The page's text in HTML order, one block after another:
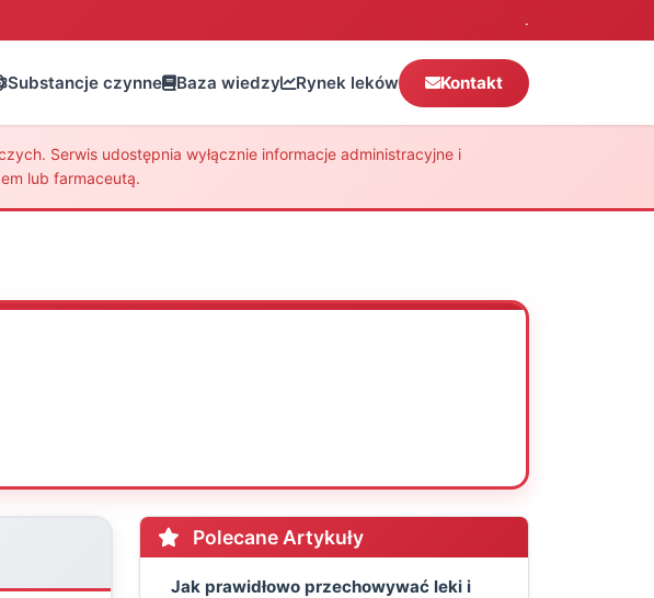
.
Substancje czynne Baza wiedzy Rynek leków Kontakt
Serwis udostępnia wyłącznie informacje administracyjne i
lub farmaceutą.
Polecane Artykuły
Jak prawidłowo przechowywać leki i